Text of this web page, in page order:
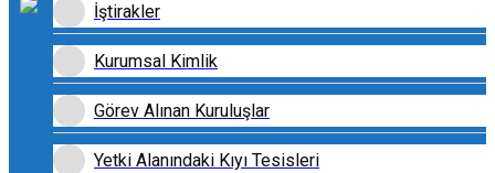
İştirakler
Kurumsal Kimlik
Görev Alınan Kuruluşlar
Yetki Alanındaki Kıyı Tesisleri